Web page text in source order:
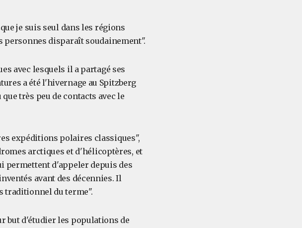
je suis seul dans les régions
personnes disparaît soudainement".
avec lesquels il a partagé ses
a été l'hivernage au Spitzberg
très peu de contacts avec le
expéditions polaires classiques",
arctiques et d'hélicoptères, et
permettent d'appeler depuis des
avant des décennies. Il
traditionnel du terme".
but d'étudier les populations de